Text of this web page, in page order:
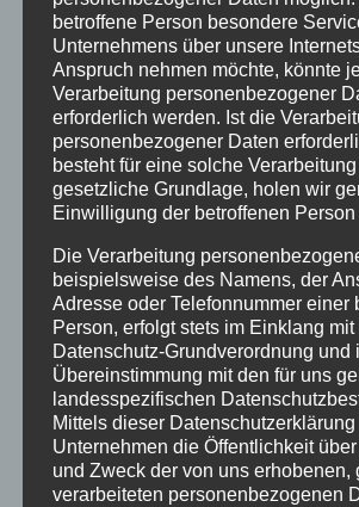
mitgeteilt.
Bei Zahlung per Nachnahme wird eine
von [2,- Euro] fällig, die der Zusteller vor Ort
oder Kosten fallen nicht an.]
Für digitale Inhalte (E-Books, Software, etc.)
Versandkosten an.
[Hinweis an Händler: Der folgende Passus
sie den Passus entfernen]
Die Versandkostenpauschale beträgt [Wert
angeben] Euro. Die Versandkostenpauschale
Mehrwertsteuer. Da die Mehrwertsteuer auf die
Versandkostenpauschale abhängig von den
berechnet wird, kann sie sich mindern, wenn
Umsatzsteuersätzen erworben werden (z.B. bei
Das bedeutet, dass die
des Bestellprozesses endgültig berechnet
dabei jedoch nicht höher, sondern nur zu Ihren
werden.
betroffene Person besondere
Unternehmens über unsere
Anspruch nehmen möchte, könnte
Verarbeitung personenbezogener
erforderlich werden. Ist die
personenbezogener Daten
besteht für eine solche
gesetzliche Grundlage, holen wir
Einwilligung der betroffenen Person
Die Verarbeitung
beispielsweise des Namens, der
Adresse oder Telefonnummer einer
Person, erfolgt stets im Einklang mit
Datenschutz-Grundverordnung und
Übereinstimmung mit den für uns
landesspezifischen
Mittels dieser
Unternehmen die Öffentlichkeit
und Zweck der von uns erhobenen,
verarbeiteten personenbezogenen